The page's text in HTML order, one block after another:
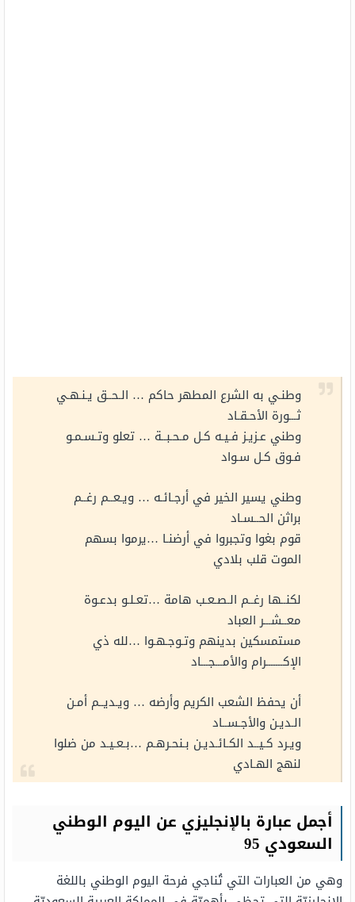
وطنـي به الشرع المطهر حاكم … الـحــق يـنـهـي
ثـــورة الأحـقـاد
وطني عـزيـز فـيـه كـل مـحـبــة … تعلو وتـسـمـو
فـوق كـل سـواد
وطني يسير الخير في أرجـائـه … ويـعــم رغــم
براثن الحــسـاد
قوم بغوا وتجبروا في أرضنـا …يرموا بسهم
الموت قلب بلادي
لكنــها رغــم الـصـعـب هامة …تعـلـو بدعـوة
معــشـــر العباد
مستمسكين بدينهم وتـوجـهـوا …لله ذي
الإكـــــــرام والأمـــجـــاد
أن يحفظ الشعب الكريم وأرضه … ويـديــم أمـن
الـديـن والأجـســاد
ويـرد كـيــد الكـائـديـن بـنحـرهـم …بـعـيـد من ضلوا
لنهج الهـادي
أجمل عبارة بالإنجليزي عن اليوم الوطني
السعودي 95
وهي من العبارات التي تُناجي فرحة اليوم الوطني باللغة